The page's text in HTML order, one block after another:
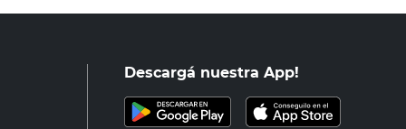
Descargá nuestra App!